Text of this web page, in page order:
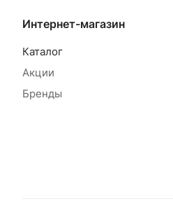
Интернет-магазин
Каталог
Акции
Бренды